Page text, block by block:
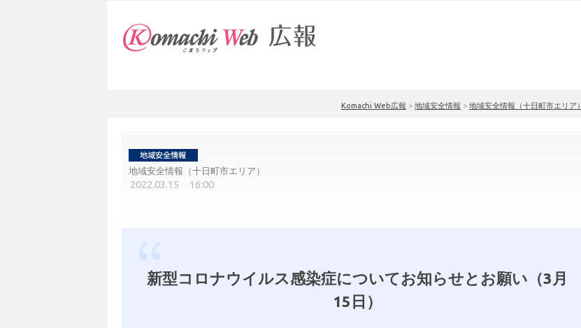
Komachi Web広報 > 地域安全情報 > 地域安全情報（十日町市エリア）
地域安全情報（十日町市エリア）
2022.03.15 16:00
新型コロナウイルス感染症についてお知らせとお願い（3月
15日）